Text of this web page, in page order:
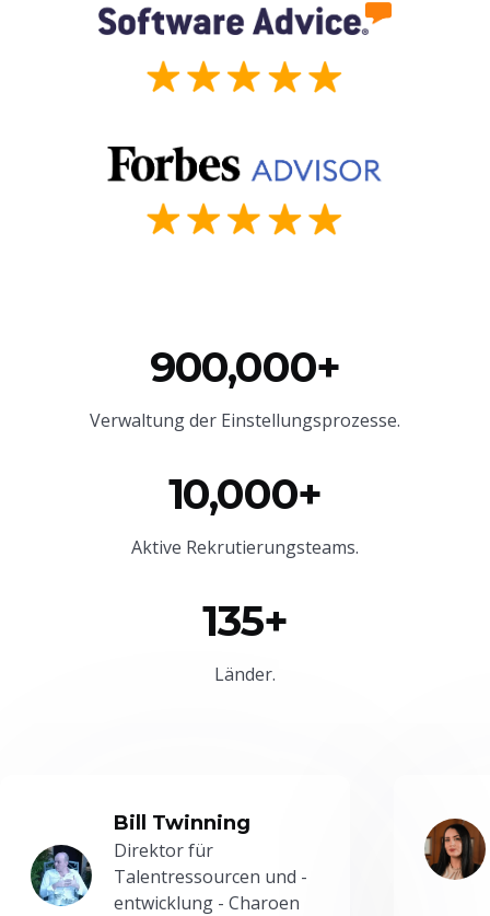
900,000+
Verwaltung der Einstellungsprozesse.
10,000+
Aktive Rekrutierungsteams.
135+
Länder.
Bill Twinning
Direktor für
Talentressourcen und -
entwicklung - Charoen